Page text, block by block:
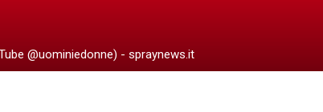
@uominiedonne) - spraynews.it